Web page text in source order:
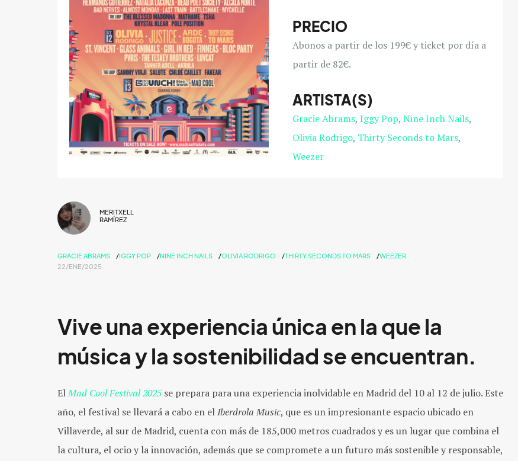
PRECIO
Abonos a partir de los 199€ y ticket por día a
partir de 82€.
ARTISTA(S)
Gracie Abrams Iggy Pop Nine Inch Nails
Olivia Rodrigo Thirty Seconds to Mars
Weezer
MERITXELL
RAMÍREZ
GRACIE ABRAMS IGGY POP NINE INCH NAILS OLIVIA RODRIGO THIRTY SECONDS TO MARS
WEEZER
22/ENE/2025
Vive una experiencia única en la que la
música y la sostenibilidad se encuentran.
ElMad Cool Festival 2025se prepara para una experiencia inolvidable en Madrid del 10 al 12 de julio. Este
año, el festival se llevará a cabo en elIberdrola Music, que es un impresionante espacio ubicado en
Villaverde, al sur de Madrid, cuenta con más de 185,000 metros cuadrados y es un lugar que combina el
la cultura, el ocio y la innovación, además que se compromete a un futuro más sostenible y responsable,